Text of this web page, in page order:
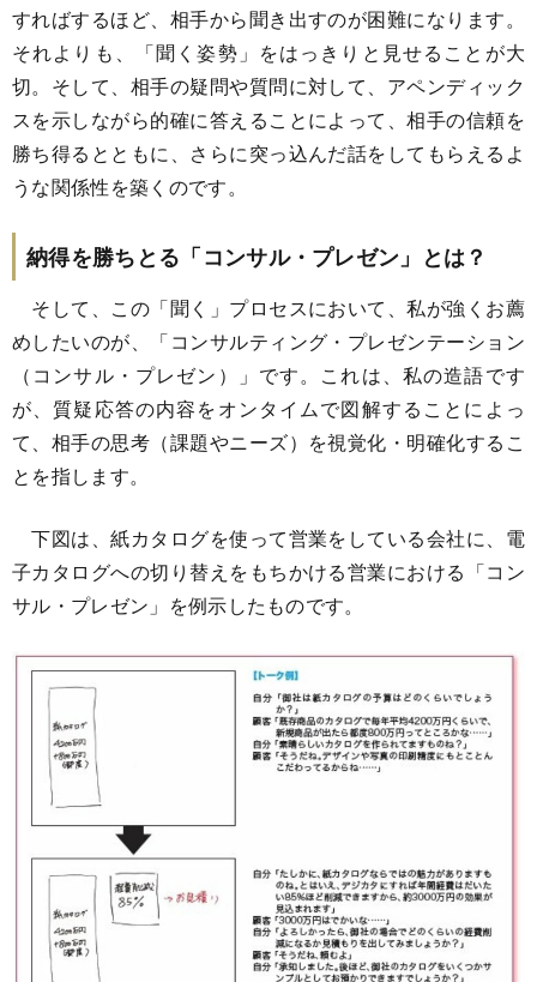
すればするほど、相手から聞き出すのが困難になります。
それよりも、「聞く姿勢」をはっきりと見せることが大
切。そして、相手の疑問や質問に対して、アペンディック
スを示しながら的確に答えることによって、相手の信頼を
勝ち得るとともに、さらに突っ込んだ話をしてもらえるよ
うな関係性を築くのです。
納得を勝ちとる「コンサル・プレゼン」とは？
そして、この「聞く」プロセスにおいて、私が強くお薦
めしたいのが、「コンサルティング・プレゼンテーション
（コンサル・プレゼン）」です。これは、私の造語です
が、質疑応答の内容をオンタイムで図解することによっ
て、相手の思考（課題やニーズ）を視覚化・明確化するこ
とを指します。
下図は、紙カタログを使って営業をしている会社に、電
子カタログへの切り替えをもちかける営業における「コン
サル・プレゼン」を例示したものです。